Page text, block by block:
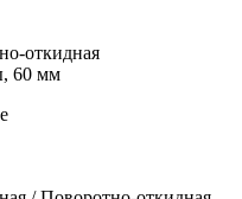
откидная
60 мм